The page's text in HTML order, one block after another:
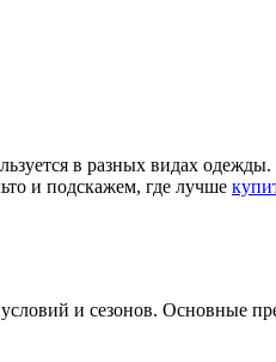
в разных видах
и подскажем, где лучше
и сезонов. Основные